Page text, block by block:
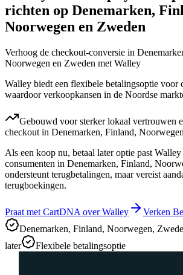
richten op Denemarken,
Noorwegen en Zweden
Verhoog de checkout-conversie in
Noorwegen en Zweden met Walley
Walley biedt een flexibele betalingsoptie voor
waardoor verkoopkansen in de Noordse
Gebouwd voor sterker lokaal vertrouwen
checkout in Denemarken, Finland,
Als een koop nu, betaal later optie past
consumenten in Denemarken, Finland,
ondersteunt terugbetalingen, maar vereist
terugboekingen.
Praat met CartDNA over Walley
Verken
Denemarken, Finland, Noorwegen,
later
Flexibele betalingsoptie